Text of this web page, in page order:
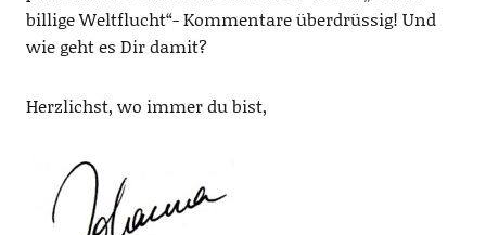
billige Weltflucht“- Kommentare überdrüssig! Und
wie geht es Dir damit?
Herzlichst, wo immer du bist,